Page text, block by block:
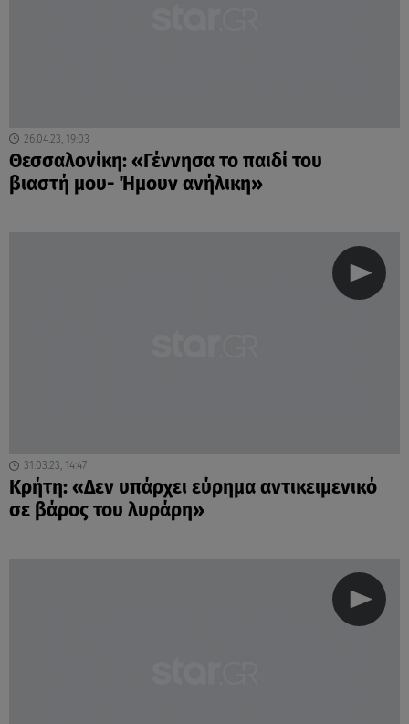
26.04.23, 19:03
Θεσσαλονίκη: «Γέννησα το παιδί του
βιαστή μου- Ήμουν ανήλικη»
31.03.23, 14:47
Κρήτη: «Δεν υπάρχει εύρημα αντικειμενικό
σε βάρος του λυράρη»